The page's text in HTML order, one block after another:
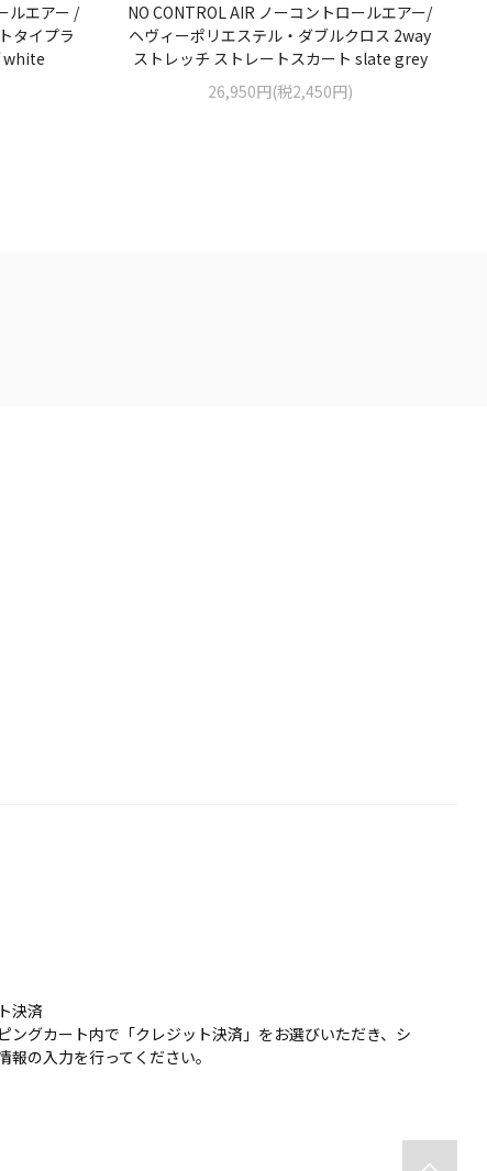
ルエアー /
タイプラ
white
NO CONTROL AIR ノーコントロールエアー/
ヘヴィーポリエステル・ダブルクロス 2way
ストレッチ ストレートスカート slate grey
26,950円(税2,450円)
決済
ングカート内で「クレジット決済」をお選びいただき、シ
の入力を行ってください。